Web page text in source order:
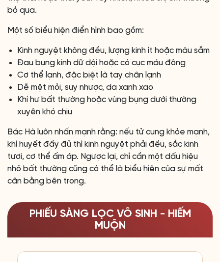
bỏ qua.
Một số biểu hiện điển hình bao gồm:
Kinh nguyệt không đều, lượng kinh ít hoặc màu sẫm
Đau bụng kinh dữ dội hoặc có cục máu đông
Cơ thể lạnh, đặc biệt là tay chân lạnh
Dễ mệt mỏi, suy nhược, da xanh xao
Khí hư bất thường hoặc vùng bụng dưới thường
xuyên khó chịu
Bác Hà luôn nhấn mạnh rằng: nếu tử cung khỏe mạnh,
khí huyết đầy đủ thì kinh nguyệt phải đều, sắc kinh
tươi, cơ thể ấm áp. Ngược lại, chỉ cần một dấu hiệu
nhỏ bất thường cũng có thể là biểu hiện của sự mất
cân bằng bên trong.
PHIẾU SÀNG LỌC VÔ SINH - HIẾM
MUỘN